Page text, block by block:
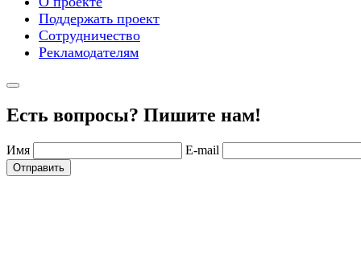
Поддержать проект
Сотрудничество
Рекламодателям
Есть вопросы? Пишите нам!
Имя E-mail